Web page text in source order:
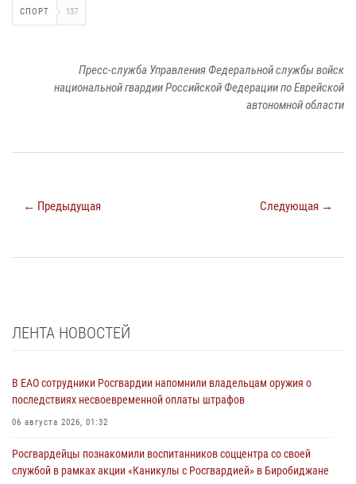
СПОРТ 137
Пресс-служба Управления Федеральной службы войск
национальной гвардии Российской Федерации по Еврейской
автономной области
← Предыдущая Следующая →
ЛЕНТА НОВОСТЕЙ
В ЕАО сотрудники Росгвардии напомнили владельцам оружия о
последствиях несвоевременной оплаты штрафов
06 августа 2026, 01:32
Росгвардейцы познакомили воспитанников соццентра со своей
службой в рамках акции «Каникулы с Росгвардией» в Биробиджане